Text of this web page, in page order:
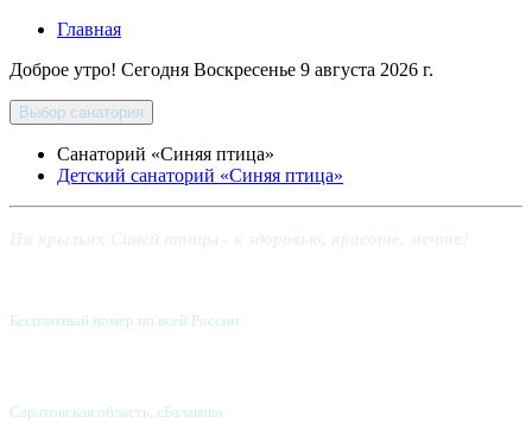
Главная
Доброе утро! Сегодня Воскресенье 9 августа 2026 г.
Выбор санатория
Санаторий «Синяя птица»
Детский санаторий «Синяя птица»
Бесплатный номер по всей России:
Саратовская область, г.Балаково